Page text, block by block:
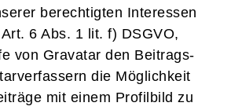
berechtigten Interessen
6 Abs. 1 lit. f) DSGVO,
von Gravatar den Beitrags-
die Möglichkeit
mit einem Profilbild zu